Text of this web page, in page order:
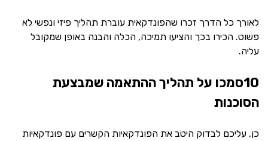
לאורך כל הדרך זכרו שהפונדקאית עוברת תהליך פיזי ונפשי לא
פשוט. הכירו בכך והציעו תמיכה, הכלה והבנה באופן שמקובל
עליה.
10סמכו על תהליך ההתאמה שמבצעת
הסוכנות
כן, עליכם לבדוק היטב את הפונדקאיות הקשרים עם פונדקאיות